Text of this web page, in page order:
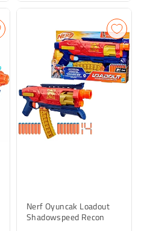
Nerf Oyuncak Loadout
Shadowspeed Recon